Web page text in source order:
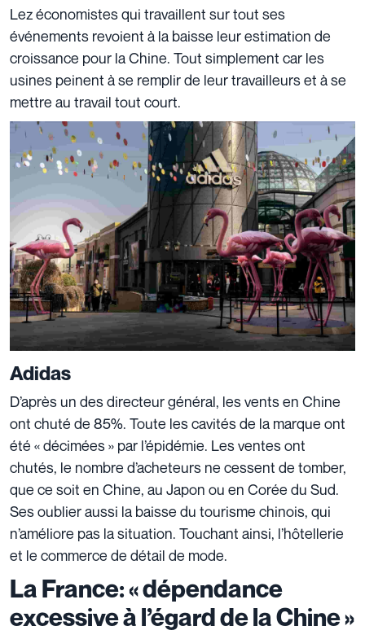
Lez économistes qui travaillent sur tout ses
événements revoient à la baisse leur estimation de
croissance pour la Chine. Tout simplement car les
usines peinent à se remplir de leur travailleurs et à se
mettre au travail tout court.
Adidas
D’après un des directeur général, les vents en Chine
ont chuté de 85%. Toute les cavités de la marque ont
été « décimées » par l’épidémie. Les ventes ont
chutés, le nombre d’acheteurs ne cessent de tomber,
que ce soit en Chine, au Japon ou en Corée du Sud.
Ses oublier aussi la baisse du tourisme chinois, qui
n’améliore pas la situation. Touchant ainsi, l’hôtellerie
et le commerce de détail de mode.
La France: « dépendance
excessive à l’égard de la Chine »